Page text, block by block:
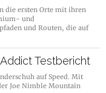
die ersten Orte mit ihren
und
und Routen, die auf
Testbericht
auf Speed. Mit
Joe Nimble Mountain